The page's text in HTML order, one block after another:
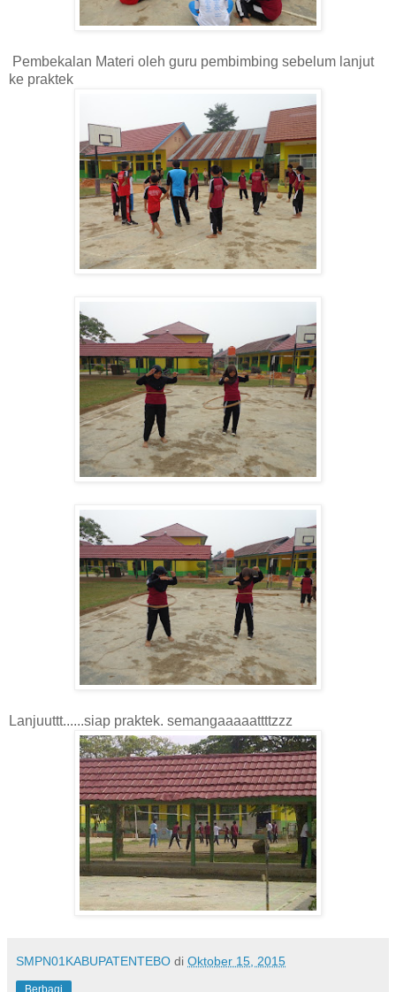
Pembekalan Materi oleh guru pembimbing sebelum lanjut
ke praktek
Lanjuuttt......siap praktek. semangaaaaattttzzz
SMPN01KABUPATENTEBO di Oktober 15, 2015
Berbagi